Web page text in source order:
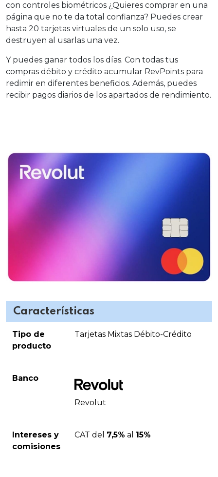
con controles biométricos ¿Quieres comprar en una
página que no te da total confianza? Puedes crear
hasta 20 tarjetas virtuales de un solo uso, se
destruyen al usarlas una vez.
Y puedes ganar todos los días. Con todas tus
compras débito y crédito acumular RevPoints para
redimir en diferentes beneficios. Además, puedes
recibir pagos diarios de los apartados de rendimiento.
Características
Tipo de
producto
Tarjetas Mixtas Débito-Crédito
Banco
Revolut
Intereses y
comisiones
CAT del 7,5% al 15%